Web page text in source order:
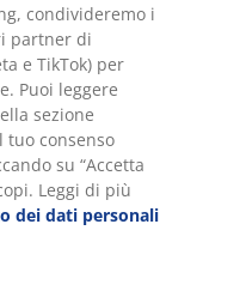
condivideremo i
partner di
e TikTok) per
Puoi leggere
sezione
tuo consenso
su “Accetta
Leggi di più
dei dati personali